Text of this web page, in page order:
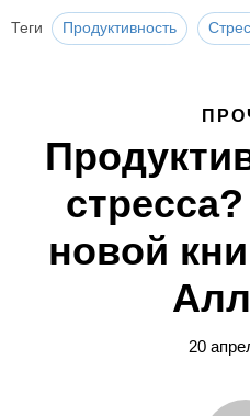
Теги Продуктивность
новой
20